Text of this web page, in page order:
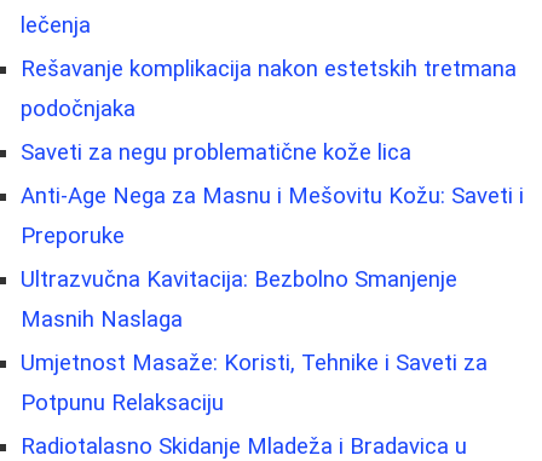
lečenja
Rešavanje komplikacija nakon estetskih tretmana
podočnjaka
Saveti za negu problematične kože lica
Anti-Age Nega za Masnu i Mešovitu Kožu: Saveti i
Preporuke
Ultrazvučna Kavitacija: Bezbolno Smanjenje
Masnih Naslaga
Umjetnost Masaže: Koristi, Tehnike i Saveti za
Potpunu Relaksaciju
Radiotalasno Skidanje Mladeža i Bradavica u